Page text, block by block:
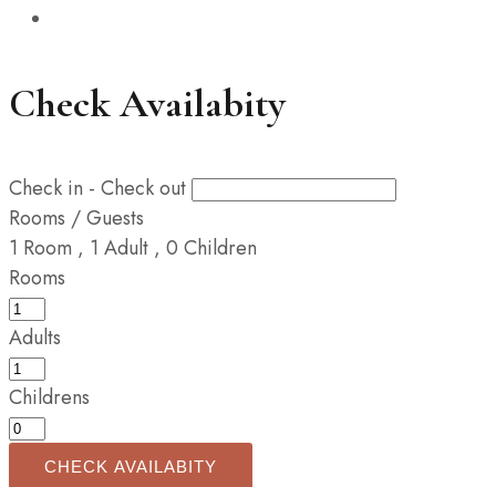
Check Availabity
Check in - Check out
Rooms / Guests
1 Room , 1 Adult , 0 Children
Rooms
Adults
Childrens
CHECK AVAILABITY